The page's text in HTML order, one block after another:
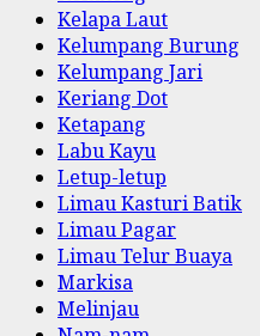
Kelapa Laut
Kelumpang Burung
Kelumpang Jari
Keriang Dot
Ketapang
Labu Kayu
Letup-letup
Limau Kasturi Batik
Limau Pagar
Limau Telur Buaya
Markisa
Melinjau